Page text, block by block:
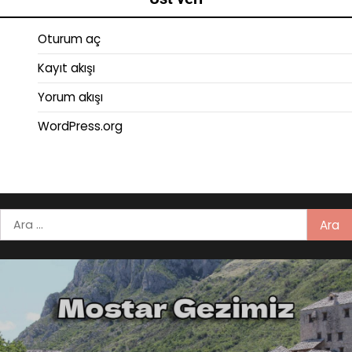
Oturum aç
Kayıt akışı
Yorum akışı
WordPress.org
Arama: